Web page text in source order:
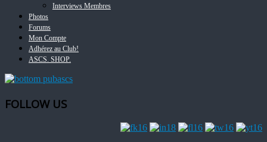
Interviews Membres
Photos
Forums
Mon Compte
Adhérez au Club!
ASCS. SHOP.
FOLLOW US